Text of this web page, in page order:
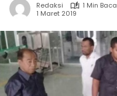
Redaksi
1 Min Baca
1 Maret 2019